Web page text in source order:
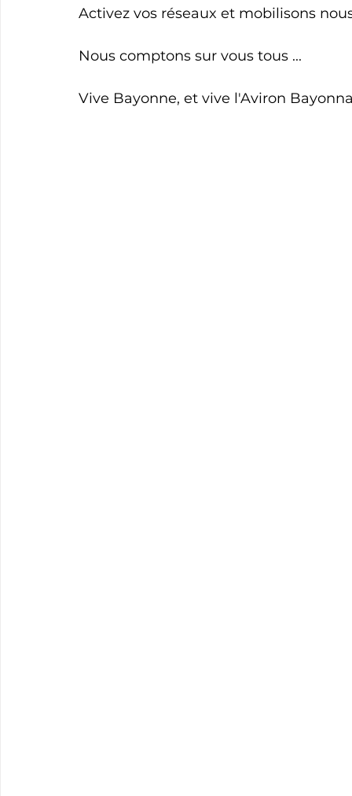
Activez vos réseaux et mobilisons
Nous comptons sur vous tous ...
Vive Bayonne, et vive l'Aviron